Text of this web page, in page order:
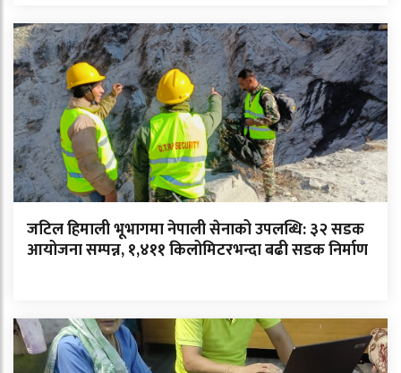
जटिल हिमाली भूभागमा नेपाली सेनाको उपलब्धि: ३२ सडक
आयोजना सम्पन्न, १,४११ किलोमिटरभन्दा बढी सडक निर्माण